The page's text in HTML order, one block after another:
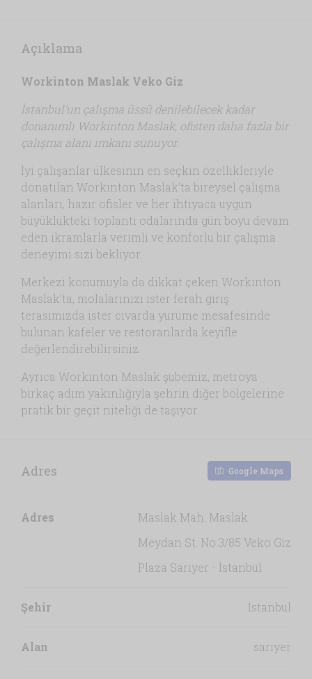
Açıklama
Workinton Maslak Veko Giz
İstanbul’un çalışma üssü denilebilecek kadar
donanımlı Workinton Maslak, ofisten daha fazla bir
çalışma alanı imkanı sunuyor.
İyi çalışanlar ülkesinin en seçkin özellikleriyle
donatılan Workinton Maslak’ta bireysel çalışma
alanları, hazır ofisler ve her ihtiyaca uygun
büyüklükteki toplantı odalarında gün boyu devam
eden ikramlarla verimli ve konforlu bir çalışma
deneyimi sizi bekliyor.
Merkezi konumuyla da dikkat çeken Workinton
Maslak’ta, molalarınızı ister ferah giriş
terasımızda ister civarda yürüme mesafesinde
bulunan kafeler ve restoranlarda keyifle
değerlendirebilirsiniz.
Ayrıca Workinton Maslak şubemiz, metroya
birkaç adım yakınlığıyla şehrin diğer bölgelerine
pratik bir geçit niteliği de taşıyor.
Adres Google Maps
Adres
Maslak Mah. Maslak
Meydan St. No:3/85 Veko Giz
Plaza Sarıyer - İstanbul
Şehir İstanbul
Alan sarıyer